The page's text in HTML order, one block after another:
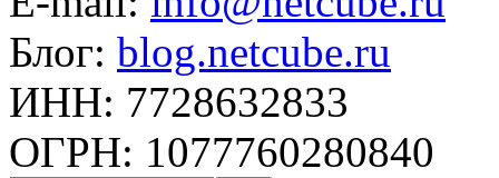
Блог: blog.netcube.ru
ИНН: 7728632833
ОГРН: 1077760280840